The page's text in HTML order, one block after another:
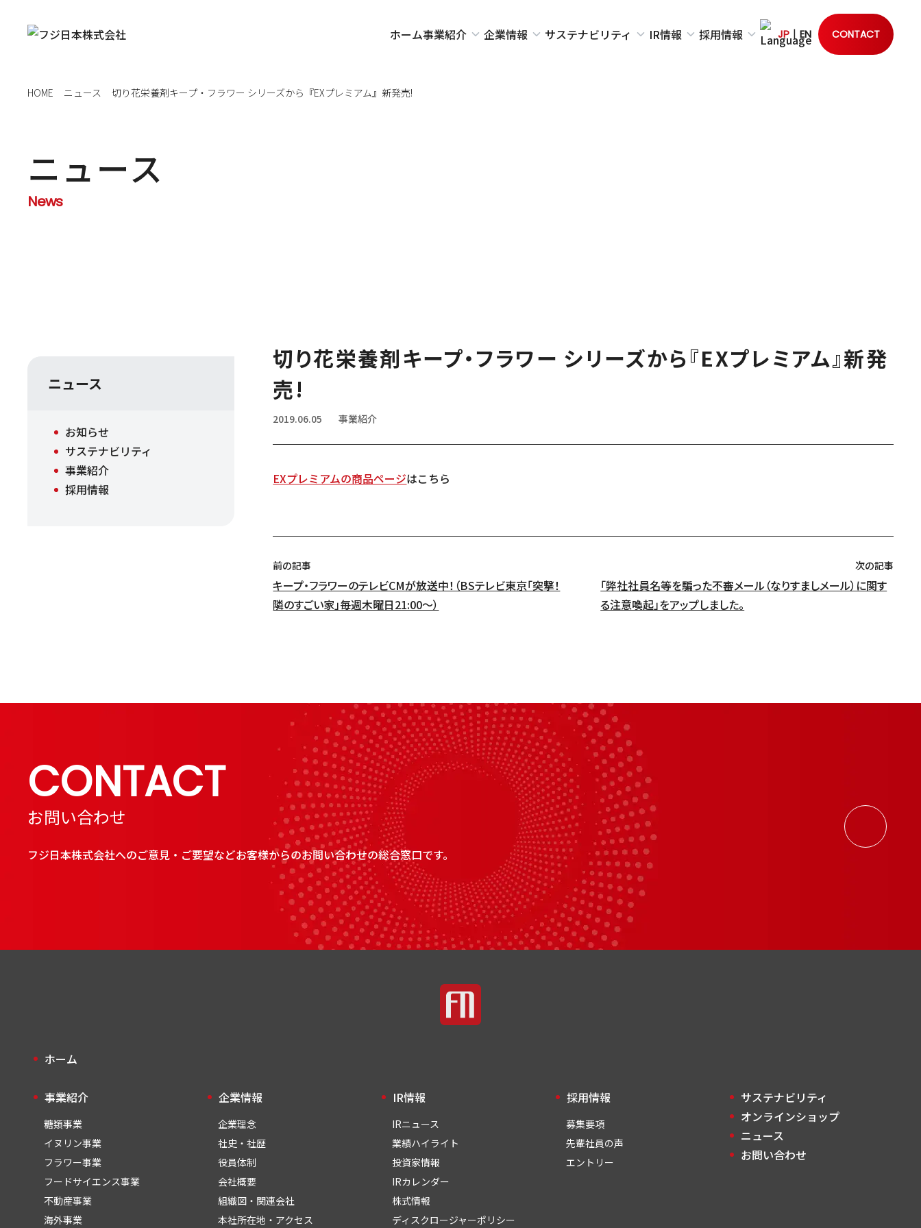
ホーム事業紹介 企業情報 サステナビリティ IR情報 採用情報 JP | EN CONTACT
HOME ニュース 切り花栄養剤キープ・フラワー シリーズから『EXプレミアム』新発売!
ニュース
News
ニュース
お知らせ
サステナビリティ
事業紹介
採用情報
切り花栄養剤キープ・フラワー シリーズから『EXプレミアム』新発
売!
2019.06.05 事業紹介
EXプレミアムの商品ページはこちら
前の記事
キープ・フラワーのテレビCMが放送中！（BSテレビ東京「突撃！
隣のすごい家」毎週木曜日21:00〜）
次の記事
「弊社社員名等を騙った不審メール（なりすましメール）に関す
る注意喚起」をアップしました。
CONTACT
お問い合わせ
フジ日本株式会社へのご意見・ご要望などお客様からのお問い合わせの総合窓口です。
ホーム
事業紹介
糖類事業
イヌリン事業
フラワー事業
フードサイエンス事業
不動産事業
海外事業
企業情報
企業理念
社史・社歴
役員体制
会社概要
組織図・関連会社
本社所在地・アクセス
IR情報
IRニュース
業績ハイライト
投資家情報
IRカレンダー
株式情報
ディスクロージャーポリシー
採用情報
募集要項
先輩社員の声
エントリー
サステナビリティ
オンラインショップ
ニュース
お問い合わせ